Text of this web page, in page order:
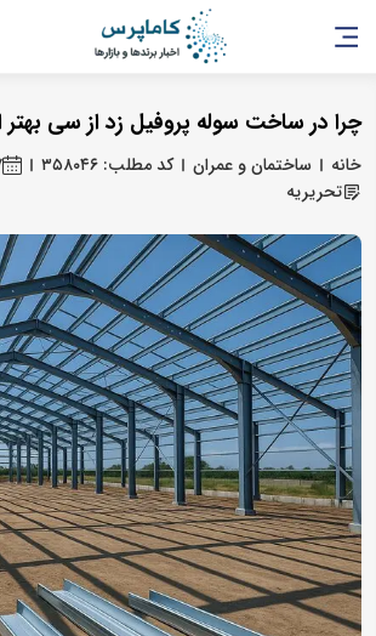
چرا در ساخت سوله پروفیل زد از سی
خانه ساختمان و عمران کد مطلب: ۳۵۸۰۴۶
تحریریه